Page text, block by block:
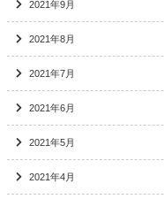
2021年9月
2021年8月
2021年7月
2021年6月
2021年5月
2021年4月